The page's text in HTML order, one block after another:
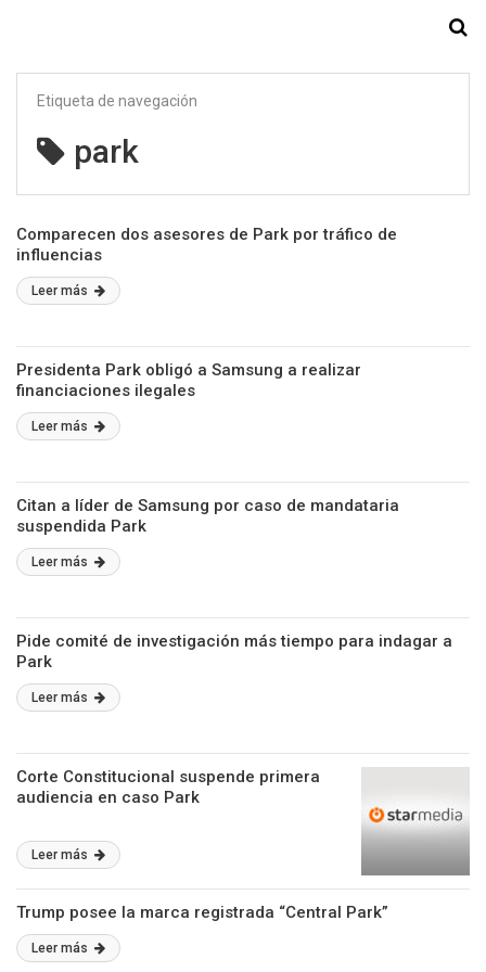
Etiqueta de navegación
park
Comparecen dos asesores de Park por tráfico de
influencias
Leer más
Presidenta Park obligó a Samsung a realizar
financiaciones ilegales
Leer más
Citan a líder de Samsung por caso de mandataria
suspendida Park
Leer más
Pide comité de investigación más tiempo para indagar a
Park
Leer más
Corte Constitucional suspende primera
audiencia en caso Park
Leer más
Trump posee la marca registrada “Central Park”
Leer más